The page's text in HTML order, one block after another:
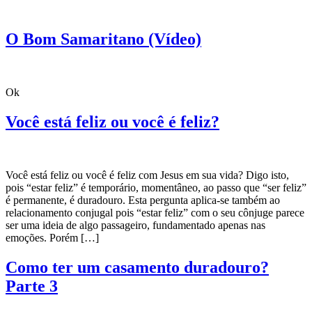
O Bom Samaritano (Vídeo)
Ok
Você está feliz ou você é feliz?
Você está feliz ou você é feliz com Jesus em sua vida? Digo isto,
pois “estar feliz” é temporário, momentâneo, ao passo que “ser feliz”
é permanente, é duradouro. Esta pergunta aplica-se também ao
relacionamento conjugal pois “estar feliz” com o seu cônjuge parece
ser uma ideia de algo passageiro, fundamentado apenas nas
emoções. Porém […]
Como ter um casamento duradouro?
Parte 3